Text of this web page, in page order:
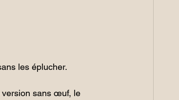
les éplucher.
version sans œuf, le